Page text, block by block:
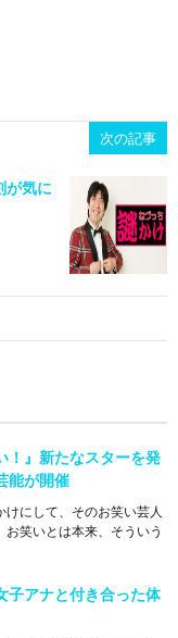
次の記事
が気に
！』新たなスターを発
能が開催
にして、そのお笑い芸人
笑いとは本来、そういう
子アナと付き合った体